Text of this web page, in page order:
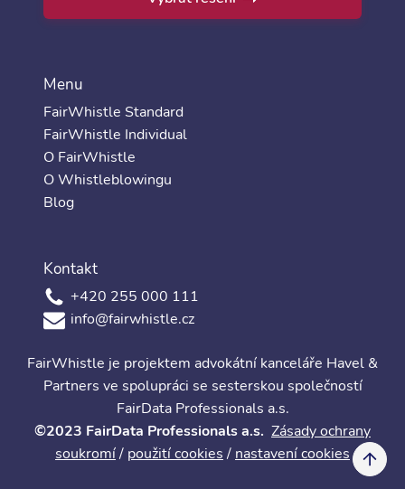
Menu
FairWhistle Standard
FairWhistle Individual
O FairWhistle
O Whistleblowingu
Blog
Kontakt
+420 255 000 111
info@fairwhistle.cz
FairWhistle je projektem advokátní kanceláře Havel &
Partners ve spolupráci se sesterskou společností
FairData Professionals a.s.
©2023 FairData Professionals a.s. Zásady ochrany
soukromí/ použití cookies / nastavení cookies